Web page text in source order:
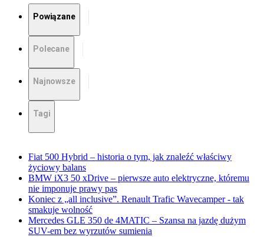
Powiązane
Polecane
Najnowsze
Tagi
Fiat 500 Hybrid – historia o tym, jak znaleźć właściwy
życiowy balans
BMW iX3 50 xDrive – pierwsze auto elektryczne, któremu
nie imponuje prawy pas
Koniec z „all inclusive”. Renault Trafic Wavecamper - tak
smakuje wolność
Mercedes GLE 350 de 4MATIC – Szansa na jazdę dużym
SUV-em bez wyrzutów sumienia